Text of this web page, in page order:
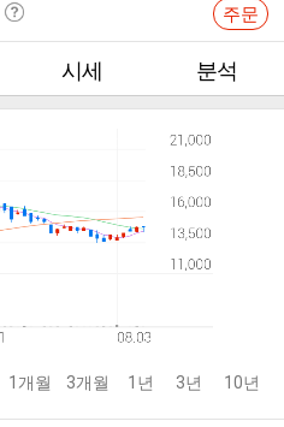
주문
시세 분석
1개월 3개월 1년 3년 10년